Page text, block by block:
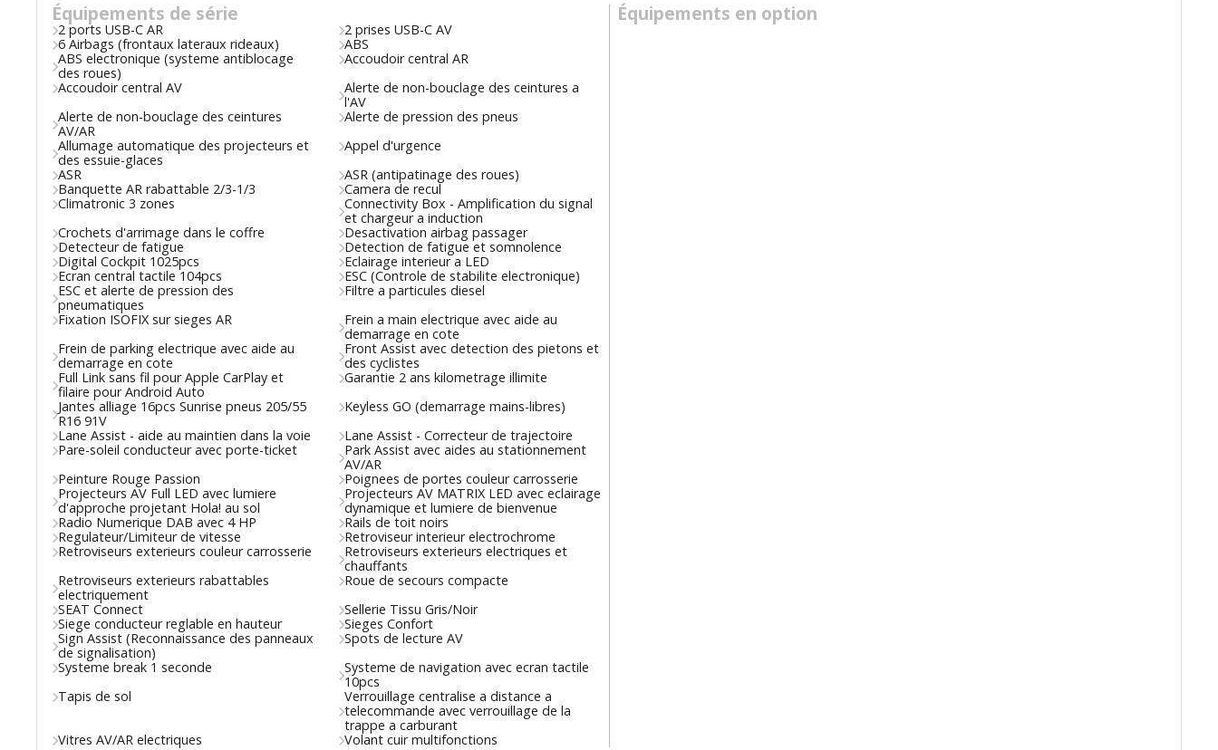
Équipements de série
2 ports USB-C AR
2 prises USB-C AV
6 Airbags (frontaux lateraux rideaux)
ABS
ABS electronique (systeme antiblocage
des roues)
Accoudoir central AR
Accoudoir central AV
Alerte de non-bouclage des ceintures a
l'AV
Alerte de non-bouclage des ceintures
AV/AR
Alerte de pression des pneus
Allumage automatique des projecteurs et
des essuie-glaces
Appel d'urgence
ASR
ASR (antipatinage des roues)
Banquette AR rabattable 2/3-1/3
Camera de recul
Climatronic 3 zones
Connectivity Box - Amplification du signal
et chargeur a induction
Crochets d'arrimage dans le coffre
Desactivation airbag passager
Detecteur de fatigue
Detection de fatigue et somnolence
Digital Cockpit 1025pcs
Eclairage interieur a LED
Ecran central tactile 104pcs
ESC (Controle de stabilite electronique)
ESC et alerte de pression des
pneumatiques
Filtre a particules diesel
Fixation ISOFIX sur sieges AR
Frein a main electrique avec aide au
demarrage en cote
Frein de parking electrique avec aide au
demarrage en cote
Front Assist avec detection des pietons et
des cyclistes
Full Link sans fil pour Apple CarPlay et
filaire pour Android Auto
Garantie 2 ans kilometrage illimite
Jantes alliage 16pcs Sunrise pneus 205/55
R16 91V
Keyless GO (demarrage mains-libres)
Lane Assist - aide au maintien dans la voie
Lane Assist - Correcteur de trajectoire
Pare-soleil conducteur avec porte-ticket
Park Assist avec aides au stationnement
AV/AR
Peinture Rouge Passion
Poignees de portes couleur carrosserie
Projecteurs AV Full LED avec lumiere
d'approche projetant Hola! au sol
Projecteurs AV MATRIX LED avec eclairage
dynamique et lumiere de bienvenue
Radio Numerique DAB avec 4 HP
Rails de toit noirs
Regulateur/Limiteur de vitesse
Retroviseur interieur electrochrome
Retroviseurs exterieurs couleur carrosserie
Retroviseurs exterieurs electriques et
chauffants
Retroviseurs exterieurs rabattables
electriquement
Roue de secours compacte
SEAT Connect
Sellerie Tissu Gris/Noir
Siege conducteur reglable en hauteur
Sieges Confort
Sign Assist (Reconnaissance des panneaux
de signalisation)
Spots de lecture AV
Systeme break 1 seconde
Systeme de navigation avec ecran tactile
10pcs
Tapis de sol
Verrouillage centralise a distance a
telecommande avec verrouillage de la
trappe a carburant
Vitres AV/AR electriques
Volant cuir multifonctions
Équipements en option